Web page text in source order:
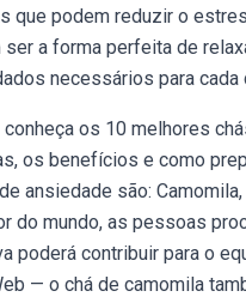
que podem reduzir o
a forma perfeita de
necessários para cada
os 10 melhores
os benefícios e como
ansiedade são:
do mundo, as pessoas
poderá contribuir para o
— o chá de camomila